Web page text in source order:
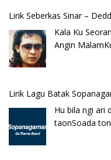
Lirik Lagu Batak
Hu bila ngi ari
taonSoada
Lirik Lagu Ena’o –
Ena’o natola
ube’e